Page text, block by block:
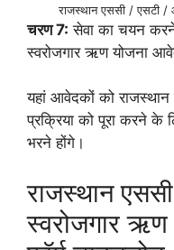
राजस्थान एससी / एसटी
चरण 7: सेवा का चयन
स्वरोजगार ऋण योजना
यहां आवेदकों को
प्रक्रिया को पूरा करने के
भरने होंगे।
राजस्थान
स्वरोजगार